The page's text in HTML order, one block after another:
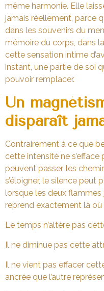
même harmonie. Elle
jamais réellement, parce
dans les souvenirs du
mémoire du corps, dans
cette sensation intime
instant, une partie de soi
pouvoir remplacer.
Un
disparaît
Contrairement à ce que
cette intensité ne
peuvent passer, les
s’éloigner, le silence peut
lorsque les deux flammes
reprend exactement là où
Le temps n’altère pas
Il ne diminue pas cette
Il ne vient pas effacer
ancrée que l’autre